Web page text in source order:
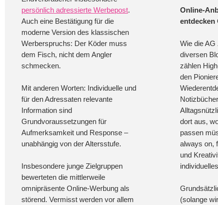
persönlich adressierte Werbepost.
Auch eine Bestätigung für die
moderne Version des klassischen
Werberspruchs: Der Köder muss
dem Fisch, nicht dem Angler
schmecken.
Mit anderen Worten: Individuelle und
für den Adressaten relevante
Information sind
Grundvoraussetzungen für
Aufmerksamkeit und Response –
unabhängig von der Altersstufe.
Insbesondere junge Zielgruppen
bewerteten die mittlerweile
omnipräsente Online-Werbung als
störend. Vermisst werden vor allem
Online-
entdecken
Wie die AG
diversen
zählen
den
dort aus,
passen
always on,
und
(solange